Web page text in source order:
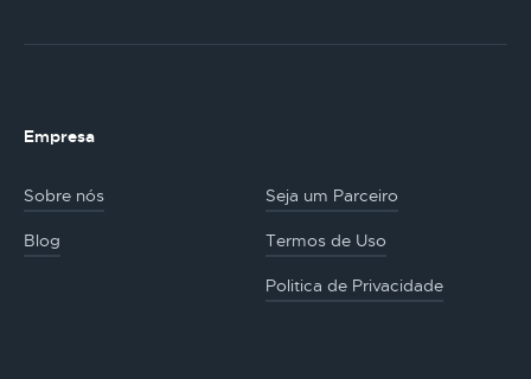
Empresa
Sobre nós Seja um Parceiro
Blog Termos de Uso
Politica de Privacidade